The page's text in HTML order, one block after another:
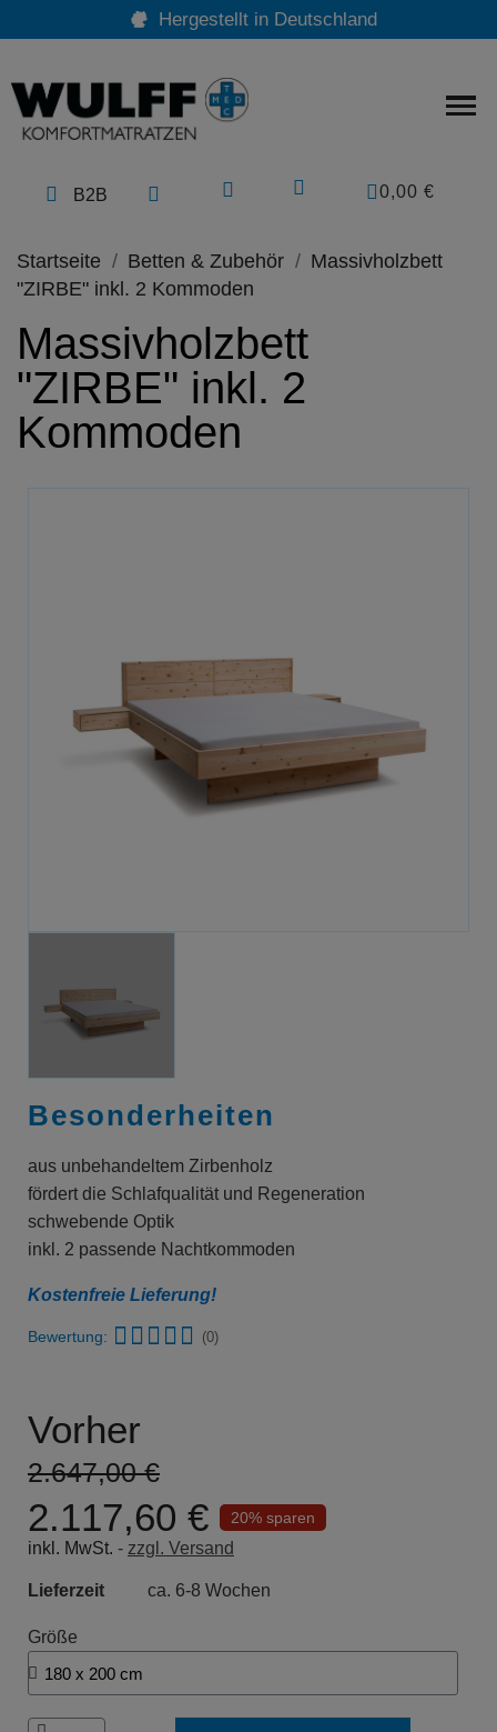
Hergestellt in Deutschland
0,00 €
B2B
Startseite Betten & Zubehör
Massivholzbett
"ZIRBE" inkl. 2 Kommoden
Massivholzbett
"ZIRBE" inkl. 2
Kommoden
Besonderheiten
aus unbehandeltem Zirbenholz
fördert die Schlafqualität und Regeneration
schwebende Optik
inkl. 2 passende Nachtkommoden
Kostenfreie Lieferung!
Bewertung: (0)
Vorher
2.647,00 €
2.117,60 € 20% sparen
inkl. MwSt. zzgl. Versand
Lieferzeit ca. 6-8 Wochen
Größe